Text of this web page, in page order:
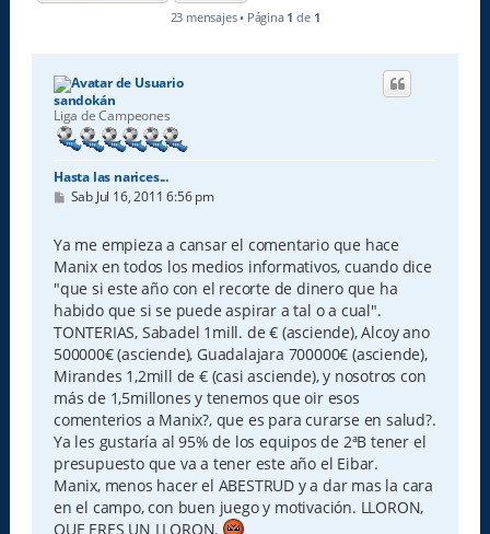
23 mensajes • Página 1 de 1
sandokán
Liga de Campeones
Hasta las narices...
M
s
a
j
e
Sab Jul 16, 2011 6:56 pm
Ya me empieza a cansar el comentario que hace
Manix en todos los medios informativos, cuando dice
"que si este año con el recorte de dinero que ha
habido que si se puede aspirar a tal o a cual".
TONTERIAS, Sabadel 1mill. de € (asciende), Alcoy ano
500000€ (asciende), Guadalajara 700000€ (asciende),
Mirandes 1,2mill de € (casi asciende), y nosotros con
más de 1,5millones y tenemos que oir esos
comenterios a Manix?, que es para curarse en salud?.
Ya les gustaría al 95% de los equipos de 2ªB tener el
presupuesto que va a tener este año el Eibar.
Manix, menos hacer el ABESTRUD y a dar mas la cara
en el campo, con buen juego y motivación. LLORON,
QUE ERES UN LLORON.